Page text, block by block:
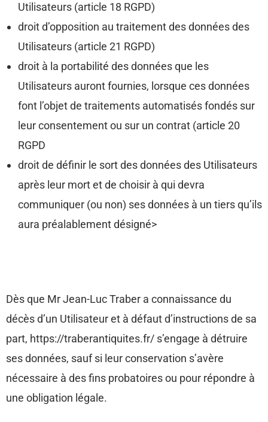
Utilisateurs (article 18 RGPD)
droit d’opposition au traitement des données des
Utilisateurs (article 21 RGPD)
droit à la portabilité des données que les
Utilisateurs auront fournies, lorsque ces données
font l’objet de traitements automatisés fondés sur
leur consentement ou sur un contrat (article 20
RGPD
droit de définir le sort des données des Utilisateurs
après leur mort et de choisir à qui devra
communiquer (ou non) ses données à un tiers qu’ils
aura préalablement désigné>
Dès que Mr Jean-Luc Traber a connaissance du
décès d’un Utilisateur et à défaut d’instructions de sa
part, https://traberantiquites.fr/ s’engage à détruire
ses données, sauf si leur conservation s’avère
nécessaire à des fins probatoires ou pour répondre à
une obligation légale.